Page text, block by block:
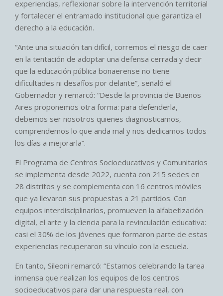
experiencias, reflexionar sobre la intervención territorial
y fortalecer el entramado institucional que garantiza el
derecho a la educación.
“Ante una situación tan difícil, corremos el riesgo de caer
en la tentación de adoptar una defensa cerrada y decir
que la educación pública bonaerense no tiene
dificultades ni desafíos por delante”, señaló el
Gobernador y remarcó: “Desde la provincia de Buenos
Aires proponemos otra forma: para defenderla,
debemos ser nosotros quienes diagnosticamos,
comprendemos lo que anda mal y nos dedicamos todos
los días a mejorarla”.
El Programa de Centros Socioeducativos y Comunitarios
se implementa desde 2022, cuenta con 215 sedes en
28 distritos y se complementa con 16 centros móviles
que ya llevaron sus propuestas a 21 partidos. Con
equipos interdisciplinarios, promueven la alfabetización
digital, el arte y la ciencia para la revinculación educativa:
casi el 30% de los jóvenes que formaron parte de estas
experiencias recuperaron su vínculo con la escuela.
En tanto, Sileoni remarcó: “Estamos celebrando la tarea
inmensa que realizan los equipos de los centros
socioeducativos para dar una respuesta real, con